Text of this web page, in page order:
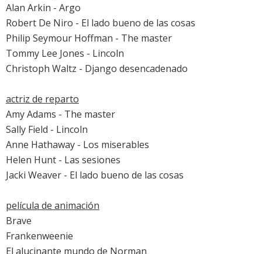
Alan Arkin - Argo
Robert De Niro - El lado bueno de las cosas
Philip Seymour Hoffman - The master
Tommy Lee Jones - Lincoln
Christoph Waltz - Django desencadenado
actriz de reparto
Amy Adams - The master
Sally Field - Lincoln
Anne Hathaway - Los miserables
Helen Hunt - Las sesiones
Jacki Weaver - El lado bueno de las cosas
película de animación
Brave
Frankenweenie
El alucinante mundo de Norman